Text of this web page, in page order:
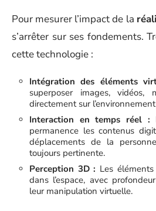
Pour mesurer l’impact de la
s’arrêter sur ses fondements.
cette technologie :
Intégration des éléments
superposer images,
directement sur
Interaction en temps réel :
permanence les contenus
déplacements de la
toujours pertinente.
Perception 3D : Les
dans l’espace, avec
leur manipulation virtuelle.